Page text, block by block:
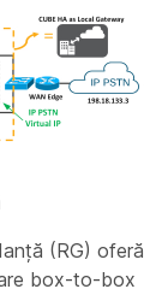
(RG) oferă
box-to-box